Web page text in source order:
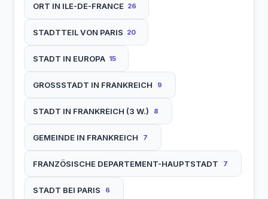
ORT IN ILE-DE-FRANCE 26
STADTTEIL VON PARIS 20
STADT IN EUROPA 15
GROSSSTADT IN FRANKREICH 9
STADT IN FRANKREICH (3 W.) 8
GEMEINDE IN FRANKREICH 7
FRANZÖSISCHE DEPARTEMENT-HAUPTSTADT 7
STADT BEI PARIS 6